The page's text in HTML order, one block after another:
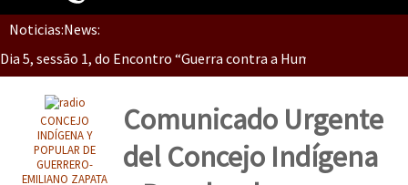
Inicio
Quiénes Somos
La palabra del EZLN
Encuentros
TEMAS
Noticias:News:
Dia 5, sessão 1, do Encontro “Guerra contra a Humanidade”(As
Dia 4 – Encontro “Guerra contra a Humanidade” (As populações
CONCEJO
INDÍGENA Y
POPULAR DE
GUERRERO-
EMILIANO ZAPATA
Comunicado Urgente
del Concejo Indígena